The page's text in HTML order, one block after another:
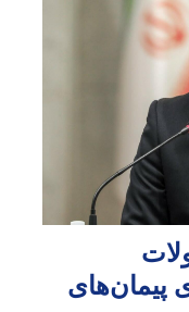
پیمان‌های